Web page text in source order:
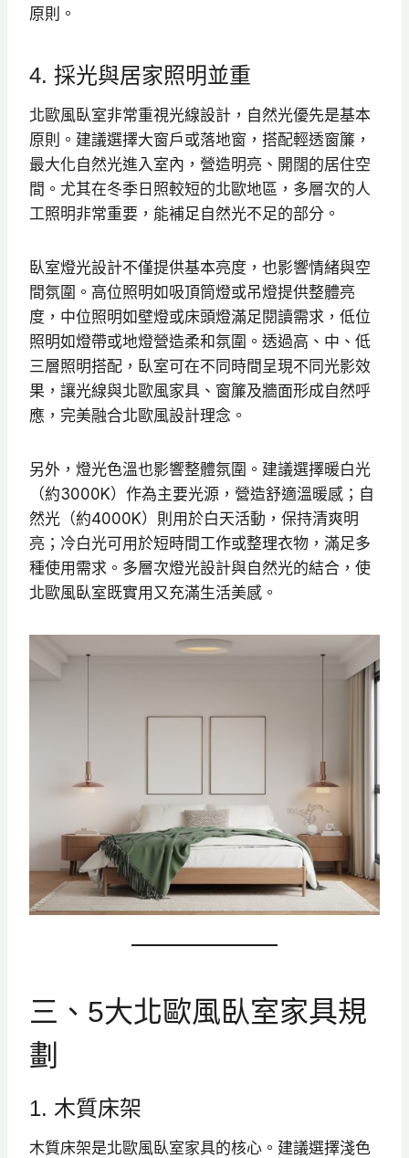
原則。
4. 採光與居家照明並重
北歐風臥室非常重視光線設計，自然光優先是基本
原則。建議選擇大窗戶或落地窗，搭配輕透窗簾，
最大化自然光進入室內，營造明亮、開闊的居住空
間。尤其在冬季日照較短的北歐地區，多層次的人
工照明非常重要，能補足自然光不足的部分。
臥室燈光設計不僅提供基本亮度，也影響情緒與空
間氛圍。高位照明如吸頂筒燈或吊燈提供整體亮
度，中位照明如壁燈或床頭燈滿足閱讀需求，低位
照明如燈帶或地燈營造柔和氛圍。透過高、中、低
三層照明搭配，臥室可在不同時間呈現不同光影效
果，讓光線與北歐風家具、窗簾及牆面形成自然呼
應，完美融合北歐風設計理念。
另外，燈光色溫也影響整體氛圍。建議選擇暖白光
（約3000K）作為主要光源，營造舒適溫暖感；自
然光（約4000K）則用於白天活動，保持清爽明
亮；冷白光可用於短時間工作或整理衣物，滿足多
種使用需求。多層次燈光設計與自然光的結合，使
北歐風臥室既實用又充滿生活美感。
三、5大北歐風臥室家具規
劃
1. 木質床架
木質床架是北歐風臥室家具的核心。建議選擇淺色